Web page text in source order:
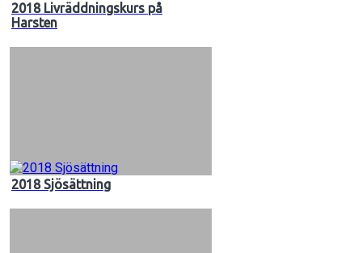
2018 Livräddningskurs på
Harsten
2018 Sjösättning